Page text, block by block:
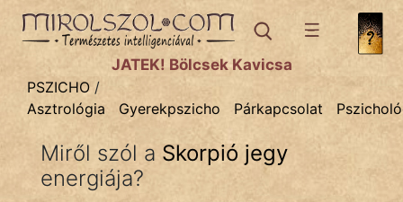
PSZICHOtémák:
Asztrológia
Gyerekpszicho
Párkapcsolat
Pszichológia
JÁTÉK! Bölcsek Kavicsa
PSZICHO /
Asztrológia
Gyerekpszicho Párkapcsolat
Miről szól a Skorpió jegy
energiája?